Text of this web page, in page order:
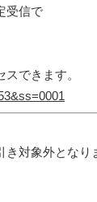
受信で
できます。
対象外となり